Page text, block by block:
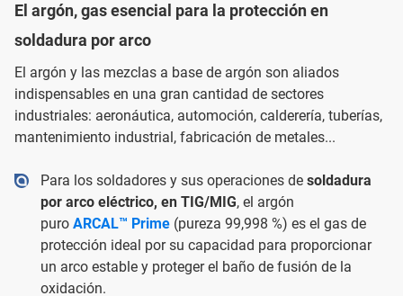
El argón, gas esencial para la protección en
soldadura por arco
El argón y las mezclas a base de argón son aliados
indispensables en una gran cantidad de sectores
industriales: aeronáutica, automoción, calderería, tuberías,
mantenimiento industrial, fabricación de metales...
Para los soldadores y sus operaciones de soldadura
por arco eléctrico, en TIG/MIG, el argón
puro ARCAL™ Prime(pureza 99,998 %) es el gas de
protección ideal por su capacidad para proporcionar
un arco estable y proteger el baño de fusión de la
oxidación.